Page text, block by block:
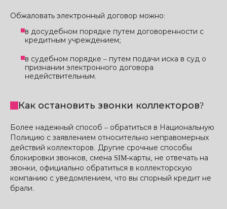
Обжаловать электронный договор можно:
в досудебном порядке путем договоренности с
кредитным учреждением;
в судебном порядке – путем подачи иска в суд о
признании электронного договора
недействительным.
Как остановить звонки коллекторов?
Более надежный способ – обратиться в Национальную
Полицию с заявлением относительно неправомерных
действий коллекторов. Другие срочные способы
блокировки звонков, смена SIM-карты, не отвечать на
звонки, официально обратиться в коллекторскую
компанию с уведомлением, что вы спорный кредит не
брали.